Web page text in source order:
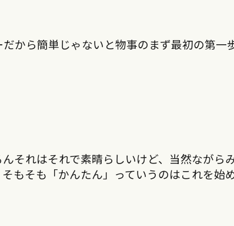
から簡単じゃないと物事のまず最初の第一
それはそれで素晴らしいけど、当然ながら
もそも「かんたん」っていうのはこれを始